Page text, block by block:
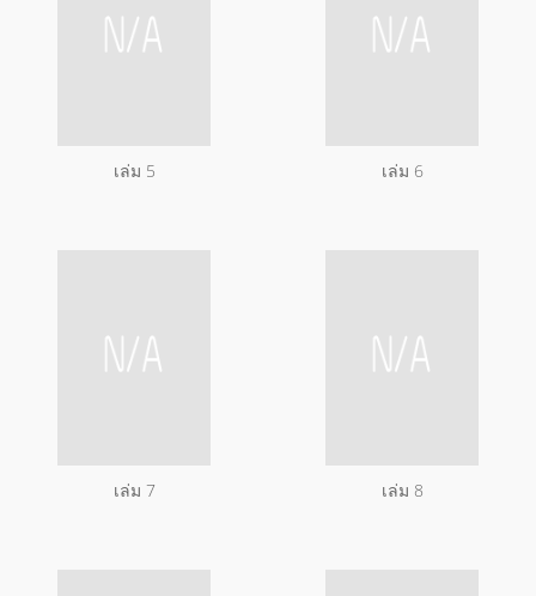
เล่ม 5 เล่ม 6
เล่ม 7 เล่ม 8